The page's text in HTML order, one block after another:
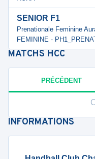
SENIOR F1
Prenationale Feminine
FEMININE -
MATCHS HCC
PRÉCÉDENT
INFORMATIONS